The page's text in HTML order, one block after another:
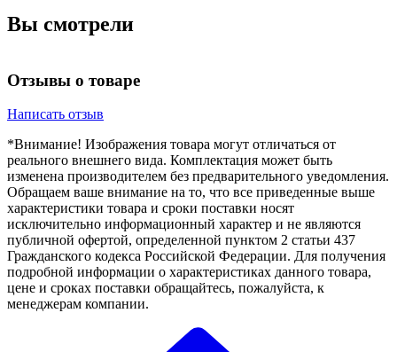
Вы смотрели
Отзывы о товаре
Написать отзыв
*Внимание! Изображения товара могут отличаться от
реального внешнего вида. Комплектация может быть
изменена производителем без предварительного уведомления.
Обращаем ваше внимание на то, что все приведенные выше
характеристики товара и сроки поставки носят
исключительно информационный характер и не являются
публичной офертой, определенной пунктом 2 статьи 437
Гражданского кодекса Российской Федерации. Для получения
подробной информации о характеристиках данного товара,
цене и сроках поставки обращайтесь, пожалуйста, к
менеджерам компании.